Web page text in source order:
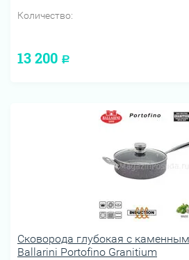
Количество:
13 200 Р
Сковорода глубокая с
Ballarini Portofino Granitium